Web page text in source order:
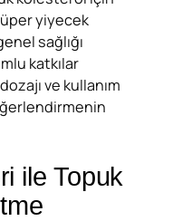
yiyecek
sağlığı
katkılar
ve kullanım
ile Topuk